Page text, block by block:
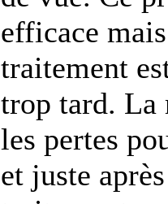
efficace
traitement
trop tard. La
les pertes
et juste